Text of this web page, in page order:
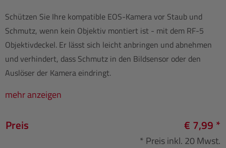
Schützen Sie Ihre kompatible EOS-Kamera vor Staub und
Schmutz, wenn kein Objektiv montiert ist - mit dem RF-5
Objektivdeckel. Er lässt sich leicht anbringen und abnehmen
und verhindert, dass Schmutz in den Bildsensor oder den
Auslöser der Kamera eindringt.
mehr anzeigen
Preis € 7,99 *
* Preis inkl. 20 Mwst.